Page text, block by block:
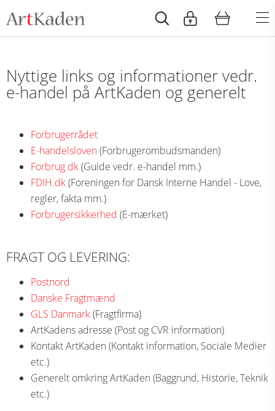
Nyttige links og informationer vedr.
e-handel på ArtKaden og generelt
Forbrugerrådet
E-handelsloven(Forbrugerombudsmanden)
Forbrug.dk(Guide vedr. e-handel mm.)
FDIH.dk(Foreningen for Dansk Interne Handel - Love,
regler, fakta mm.)
Forbrugersikkerhed (E-mærket)
FRAGT OG LEVERING:
Postnord
Danske Fragtmænd
GLS Danmark(Fragtfirma)
ArtKadens adresse (Post og CVR information)
Kontakt ArtKaden (Kontakt information, Sociale Medier
etc.)
Generelt omkring ArtKaden (Baggrund, Historie, Teknik
etc.)